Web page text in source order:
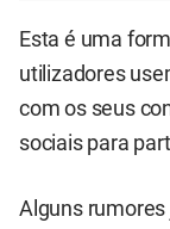
Esta é uma
utilizadores
com os seus
sociais para
Alguns rumores